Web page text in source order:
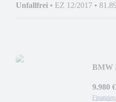
Unfallfrei • EZ 12/2017 •
BMW
9.980 €